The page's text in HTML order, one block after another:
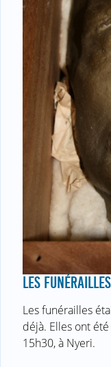
LES FUNÉRAILLES
Les funérailles
déjà. Elles ont
15h30, à Nyeri.